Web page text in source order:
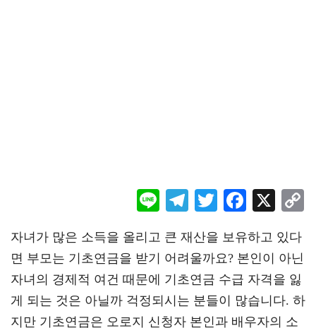
Li
Te
gr
a
m
T
tt
er
F
eb
oo
k
X
자녀가 많은 소득을 올리고 큰 재산을 보유하고 있다
면 부모는 기초연금을 받기 어려울까요? 본인이 아닌
자녀의 경제적 여건 때문에 기초연금 수급 자격을 잃
게 되는 것은 아닐까 걱정되시는 분들이 많습니다. 하
지만 기초연금은 오로지 신청자 본인과 배우자의 소